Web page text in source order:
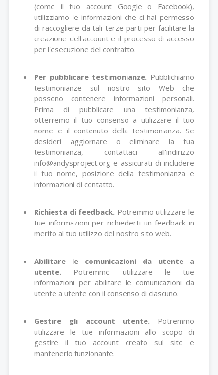
(come il tuo account Google o Facebook),
utilizziamo le informazioni che ci hai permesso
di raccogliere da tali terze parti per facilitare la
creazione dell'account e il processo di accesso
per l'esecuzione del contratto.
Per pubblicare testimonianze. Pubblichiamo
testimonianze sul nostro sito Web che
possono contenere informazioni personali.
Prima di pubblicare una testimonianza,
otterremo il tuo consenso a utilizzare il tuo
nome e il contenuto della testimonianza. Se
desideri aggiornare o eliminare la tua
testimonianza, contattaci all'indirizzo
info@andysproject.org e assicurati di includere
il tuo nome, posizione della testimonianza e
informazioni di contatto.
Richiesta di feedback. Potremmo utilizzare le
tue informazioni per richiederti un feedback in
merito al tuo utilizzo del nostro sito web.
Abilitare le comunicazioni da utente a
utente. Potremmo utilizzare le tue
informazioni per abilitare le comunicazioni da
utente a utente con il consenso di ciascuno.
Gestire gli account utente. Potremmo
utilizzare le tue informazioni allo scopo di
gestire il tuo account creato sul sito e
mantenerlo funzionante.